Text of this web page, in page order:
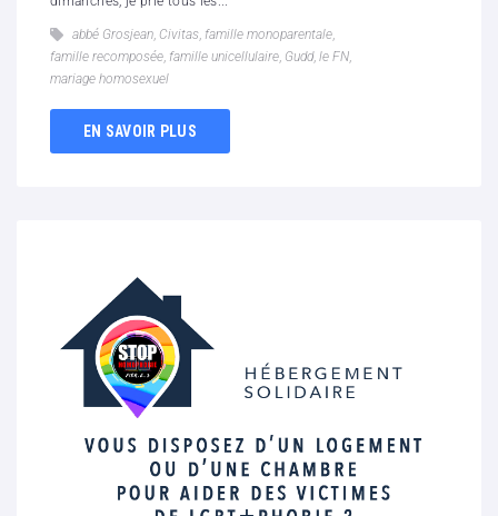
abbé Grosjean, Civitas, famille monoparentale,
famille recomposée, famille unicellulaire, Gudd, le FN,
mariage homosexuel
EN SAVOIR PLUS